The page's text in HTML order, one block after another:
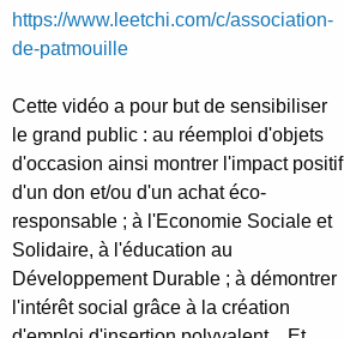
https://www.leetchi.com/c/association-
de-patmouille
Cette vidéo a pour but de sensibiliser
le grand public : au réemploi d'objets
d'occasion ainsi montrer l'impact positif
d'un don et/ou d'un achat éco-
responsable ; à l'Economie Sociale et
Solidaire, à l'éducation au
Développement Durable ; à démontrer
l'intérêt social grâce à la création